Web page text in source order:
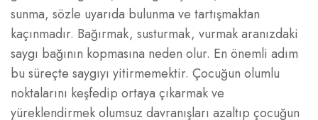
sunma, sözle uyarıda bulunma ve tartışmaktan
kaçınmadır. Bağırmak, susturmak, vurmak aranızdaki
saygı bağının kopmasına neden olur. En önemli adım
bu süreçte saygıyı yitirmemektir. Çocuğun olumlu
noktalarını keşfedip ortaya çıkarmak ve
yüreklendirmek olumsuz davranışları azaltıp çocuğun